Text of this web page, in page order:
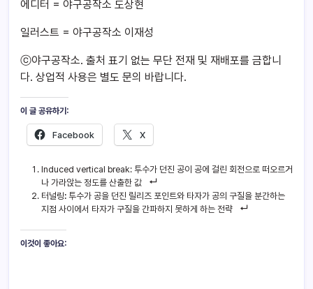
에디터 = 야구공작소 도상현
일러스트 = 야구공작소 이재성
ⓒ야구공작소. 출처 표기 없는 무단 전재 및 재배포를 금합니
다. 상업적 사용은 별도 문의 바랍니다.
이 글 공유하기:
Facebook X
Induced vertical break: 투수가 던진 공이 공에 걸린 회전으로 떠오르거
나 가라앉는 정도를 산출한 값
터널링: 투수가 공을 던진 릴리즈 포인트와 타자가 공의 구질을 분간하는
지점 사이에서 타자가 구질을 간파하지 못하게 하는 전략
이것이 좋아요: